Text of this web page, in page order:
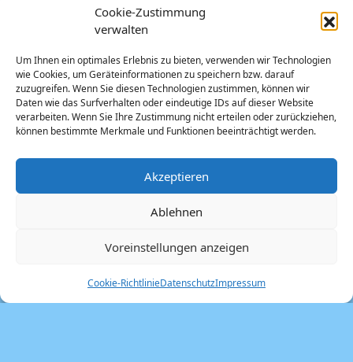
Cookie-Zustimmung
verwalten
Um Ihnen ein optimales Erlebnis zu bieten, verwenden wir Technologien
wie Cookies, um Geräteinformationen zu speichern bzw. darauf
zuzugreifen. Wenn Sie diesen Technologien zustimmen, können wir
Daten wie das Surfverhalten oder eindeutige IDs auf dieser Website
verarbeiten. Wenn Sie Ihre Zustimmung nicht erteilen oder zurückziehen,
können bestimmte Merkmale und Funktionen beeinträchtigt werden.
Akzeptieren
Ablehnen
Voreinstellungen anzeigen
Cookie-RichtlinieDatenschutzImpressum
Frankfurt am Main
Gallus Grafik Kerstin Lichtblau Kunst
Kunst Literatur Landgrabbing im Metaverse
Metaverse metaversum Michael Bloeck Neustart
Offspace
Cookie-Richtlinie (EU)